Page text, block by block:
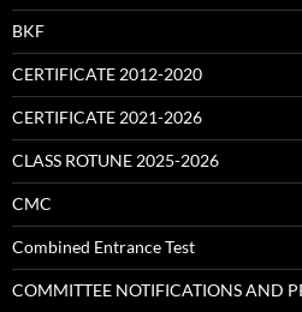
BKF
CERTIFICATE 2012-2020
CERTIFICATE 2021-2026
CLASS ROTUNE 2025-2026
CMC
Combined Entrance Test
COMMITTEE NOTIFICATIONS AND